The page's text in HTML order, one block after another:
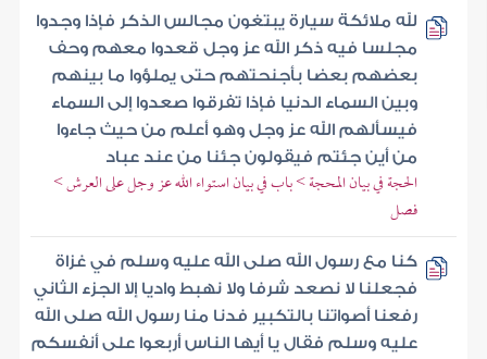
لله ملائكة سيارة يبتغون مجالس الذكر فإذا وجدوا
مجلسا فيه ذكر الله عز وجل قعدوا معهم وحف
بعضهم بعضا بأجنحتهم حتى يملؤوا ما بينهم
وبين السماء الدنيا فإذا تفرقوا صعدوا إلى السماء
فيسألهم الله عز وجل وهو أعلم من حيث جاءوا
من أين جئتم فيقولون جئنا من عند عباد
الحجة في بيان المحجة > باب في بيان استواء الله عز وجل على العرش >
فصل
كنا مع رسول الله صلى الله عليه وسلم في غزاة
فجعلنا لا نصعد شرفا ولا نهبط واديا إلا الجزء الثاني
رفعنا أصواتنا بالتكبير فدنا منا رسول الله صلى الله
عليه وسلم فقال يا أيها الناس أربعوا على أنفسكم